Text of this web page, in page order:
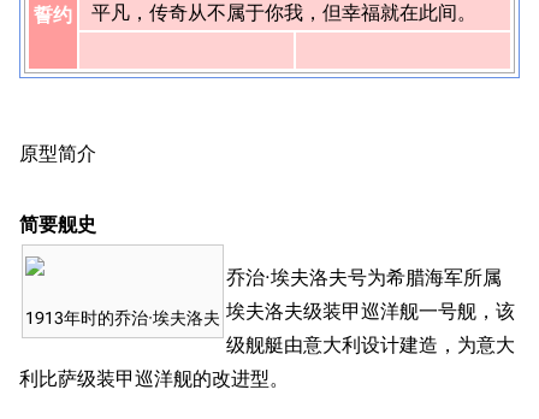
誓约
平凡，传奇从不属于你我，但幸福就在此间。
原型简介
简要舰史
1913年时的乔治·埃夫洛夫
乔治·埃夫洛夫号为希腊海军所属
埃夫洛夫级装甲巡洋舰一号舰，该
级舰艇由意大利设计建造，为意大
利比萨级装甲巡洋舰的改进型。